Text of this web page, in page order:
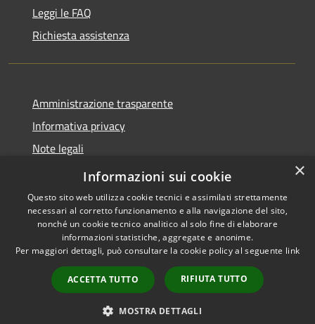
Leggi le FAQ
Richiesta assistenza
Amministrazione trasparente
Informativa privacy
Note legali
Dichiarazione di accessibilità
Accessibilità
Copyright © 2026 • Comune di
Cavaion Veronese • Powered
byMunicipium
Accesso
redazione
×
Informazioni sui cookie
Questo sito web utilizza cookie tecnici e assimilati strettamente
necessari al corretto funzionamento e alla navigazione del sito,
nonché un cookie tecnico analitico al solo fine di elaborare
informazioni statistiche, aggregate e anonime.
Per maggiori dettagli, può consultare la cookie policy al seguente link
ACCETTA TUTTO RIFIUTA TUTTO
MOSTRA DETTAGLI